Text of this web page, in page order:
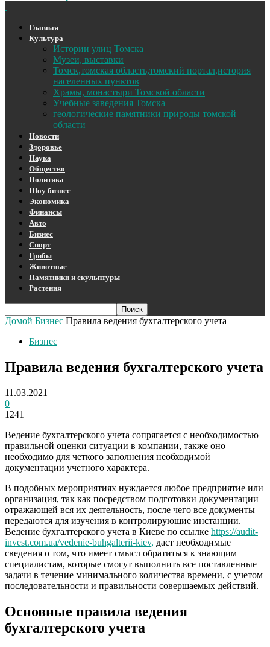
Главная
Культура
Истории улиц Томска
Музеи, выставки
Томск,томская область,томский портал,история
населенных пунктов
Храмы, монастыри Томской области
Учебные заведения Томска
геологические памятники природы томской
области
Новости
Здоровье
Наука
Общество
Политика
Шоу бизнес
Экономика
Финансы
Авто
Бизнес
Спорт
Грибы
Животные
Памятники и скульптуры
Растения
Домой Бизнес Правила ведения бухгалтерского учета
Бизнес
Правила ведения бухгалтерского учета
11.03.2021
0
1241
Ведение бухгалтерского учета сопрягается с необходимостью
правильной оценки ситуации в компании, также оно
необходимо для четкого заполнения необходимой
документации учетного характера.
В подобных мероприятиях нуждается любое предприятие или
организация, так как посредством подготовки документации
отражающей вся их деятельность, после чего все документы
передаются для изучения в контролирующие инстанции.
Ведение бухгалтерского учета в Киеве по ссылке https://audit-
invest.com.ua/vedenie-buhgalterii-kiev, даст необходимые
сведения о том, что имеет смысл обратиться к знающим
специалистам, которые смогут выполнить все поставленные
задачи в течение минимального количества времени, с учетом
последовательности и правильности совершаемых действий.
Основные правила ведения
бухгалтерского учета